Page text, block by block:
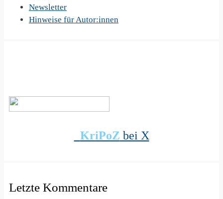
Newsletter
Hinweise für Autor:innen
KriPoZ bei X
Letzte Kommentare